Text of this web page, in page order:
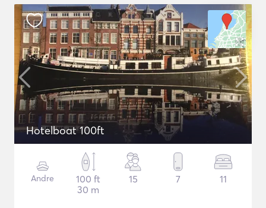
Hotelboat 100ft
Andre
100 ft
30 m
15 7 11